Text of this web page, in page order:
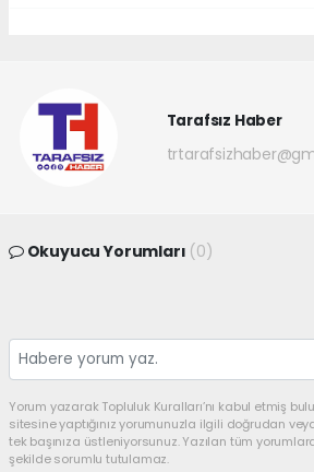
Tarafsız Haber
Okuyucu Yorumları (0)
Yorum yazarak Topluluk Kuralları’nı kabul etmiş
sitesine yaptığınız yorumunuzla ilgili doğrudan
tek başınıza üstleniyorsunuz. Yazılan tüm
şekilde sorumlu tutulamaz.